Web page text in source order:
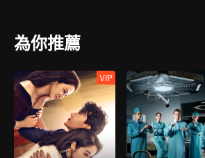
為你推薦
VIP